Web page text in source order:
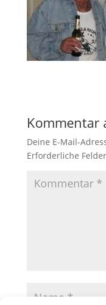
Kommentar
Deine E-Mail-
Erforderliche